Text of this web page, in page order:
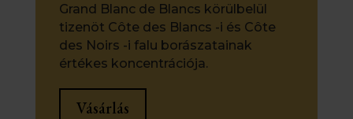
Grand Blanc de Blancs körülbelül
tizenöt Côte des Blancs -i és Côte
des Noirs -i falu borászatainak
értékes koncentrációja.
Vásárlás